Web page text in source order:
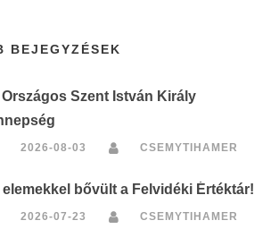
BEJEGYZÉSEK
Országos Szent István Király
2026-08-03 CSEMYTIHAMER
elemekkel bővült a Felvidéki Értéktár!
2026-07-23 CSEMYTIHAMER